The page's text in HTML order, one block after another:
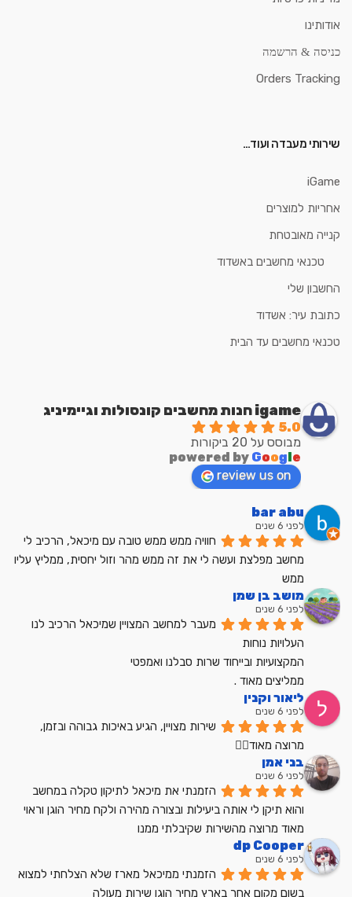
אודותינו
כניסה & הרשמה
Orders Tracking
שירותי מעבדה ועוד…
iGame
אחריות למוצרים
קנייה מאובטחת
טכנאי מחשבים באשדוד
החשבון שלי
כתובת עיר: אשדוד
טכנאי מחשבים עד הבית
igame חנות מחשבים קונסולות וגיימיניג
5.0
מבוסס על 20 ביקורות
powered by Goog e
review us on
bar abu
לפני 6 שנים
ממש
מושב בן שמן
לפני 6 שנים
מעבר למחשב המצויין שמיכאל הרכיב לנו
העלויות נוחות
המקצועיות ובייחוד שרות סבלנו ואמפטי
ממליצים מאוד .
ליאור וקנין
לפני 6 שנים
מרוצה מאוד👍🏼
בני אמן
לפני 6 שנים
מאוד מרוצה מהשירות שקיבלתי ממנו
dp Cooper
לפני 6 שנים
בשום מקום אחר בארץ מחיר הוגן שירות מעולה